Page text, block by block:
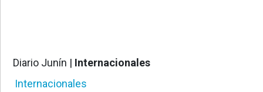
Diario Junín | Internacionales
Internacionales